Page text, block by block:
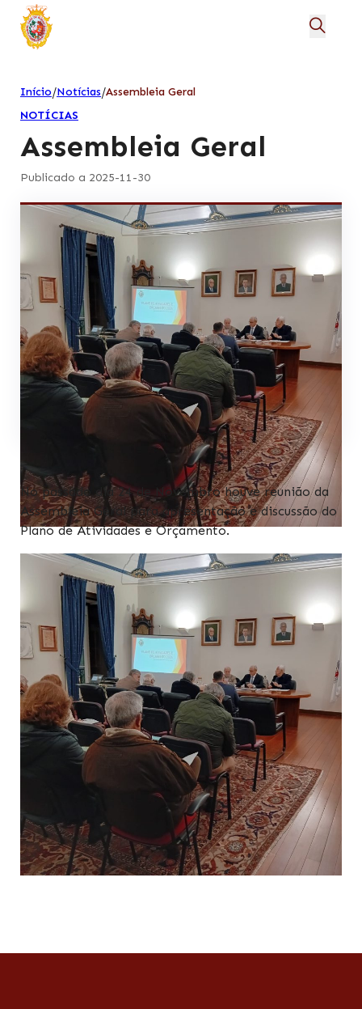
Início/Notícias/Assembleia Geral
NOTÍCIAS
Assembleia Geral
Publicado a 2025-11-30
No passado dia 24 de Novembro houve reunião da
Assembleia Geral para apresentação e discussão do
Plano de Atividades e Orçamento.